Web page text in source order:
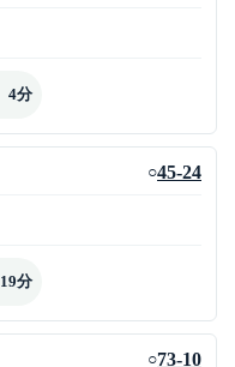
4分
○45-24
19分
○73-10